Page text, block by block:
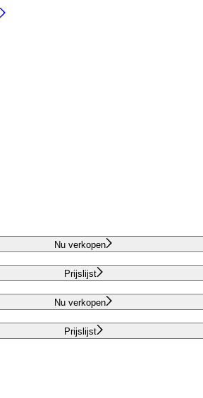
Nu verkopen
Prijslijst
Nu verkopen
Prijslijst